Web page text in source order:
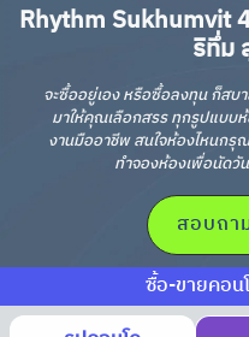
Rhythm Sukhumvit
ริทึ่ม
จะซื้ออยู่เอง หรือซื้อลงทุน ก็สบ
มาให้คุณเลือกสรร ทุกรูปแบบ
งานมืออาชีพ สนใจห้องไหนกรุ
ทำจองห้องเพื่อนัดวั
สอบถา
ซื้อ-ขายคอ